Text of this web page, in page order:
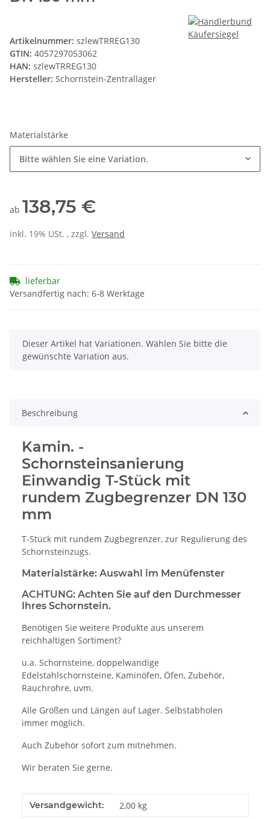
Artikelnummer: szlewTRREG130
GTIN: 4057297053062
HAN: szlewTRREG130
Hersteller: Schornstein-Zentrallager
Materialstärke
Bitte wählen Sie eine Variation.
ab 138,75 €
inkl. 19% USt. , zzgl. Versand
lieferbar
Versandfertig nach: 6-8 Werktage
x
Dieser Artikel hat Variationen. Wählen Sie bitte die
gewünschte Variation aus.
Beschreibung
Kamin. -
Schornsteinsanierung
Einwandig T-Stück mit
rundem Zugbegrenzer DN 130
mm
T-Stück mit rundem Zugbegrenzer, zur Regulierung des
Schornsteinzugs.
Materialstärke: Auswahl im Menüfenster
ACHTUNG: Achten Sie auf den Durchmesser
Ihres Schornstein.
Benötigen Sie weitere Produkte aus unserem
reichhaltigen Sortiment?
u.a. Schornsteine, doppelwandige
Edelstahlschornsteine, Kaminöfen, Öfen, Zubehör,
Rauchrohre, uvm.
Alle Größen und Längen auf Lager. Selbstabholen
immer möglich.
Auch Zubehör sofort zum mitnehmen.
Wir beraten Sie gerne.
Produkteigenschaft
Wert
Versandgewicht: 2,00 kg